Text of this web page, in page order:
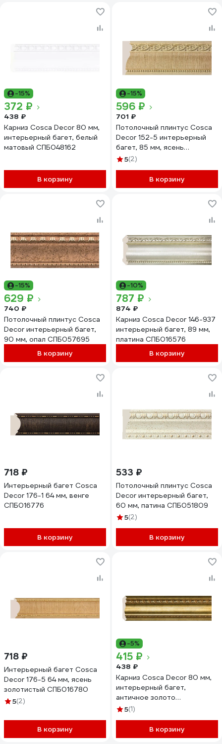
-15%
372 ₽
438 ₽
Карниз Cosca Decor 80 мм,
интерьерный багет, белый
матовый СПБ048162
В корзину
-15%
596 ₽
701 ₽
Потолочный плинтус Cosca
Decor 152-5 интерьерный
багет, 85 мм, ясень
золотистый СПБ016605
5(2)
В корзину
-15%
629 ₽
740 ₽
Потолочный плинтус Cosca
Decor интерьерный багет,
90 мм, опал СПБ057695
В корзину
-10%
787 ₽
874 ₽
Карниз Cosca Decor 146-937
интерьерный багет, 89 мм,
платина СПБ016576
В корзину
718 ₽
Интерьерный багет Cosca
Decor 176-1 64 мм, венге
СПБ016776
В корзину
533 ₽
Потолочный плинтус Cosca
Decor интерьерный багет,
60 мм, патина СПБ051809
5(2)
В корзину
718 ₽
Интерьерный багет Cosca
Decor 176-5 64 мм, ясень
золотистый СПБ016780
5(2)
В корзину
-5%
415 ₽
438 ₽
Карниз Cosca Decor 80 мм,
интерьерный багет,
античное золото
СПБ029375
5(1)
В корзину